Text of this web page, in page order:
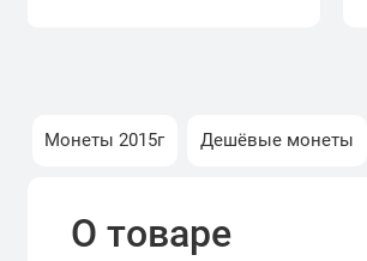
Монеты 2015г Дешёвые монеты
О товаре